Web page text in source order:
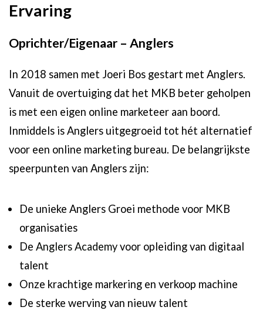
Ervaring
Oprichter/Eigenaar – Anglers
In 2018 samen met Joeri Bos gestart met Anglers.
Vanuit de overtuiging dat het MKB beter geholpen
is met een eigen online marketeer aan boord.
Inmiddels is Anglers uitgegroeid tot hét alternatief
voor een online marketing bureau. De belangrijkste
speerpunten van Anglers zijn:
De unieke Anglers Groei methode voor MKB
organisaties
DeAnglers Academyvoor opleiding van digitaal
talent
Onze krachtige markering en verkoop machine
De sterke werving van nieuw talent